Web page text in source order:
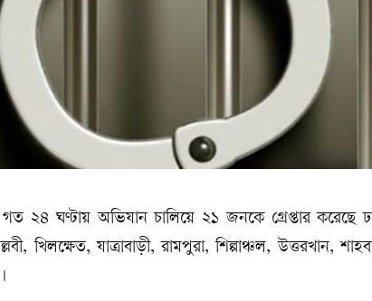
ঘণ্টায় অভিযান চালিয়ে ২১ জনকে গ্রেপ্তার করেছে
খিলক্ষেত, যাত্রাবাড়ী, রামপুরা, শিল্পাঞ্চল, উত্তরখান,